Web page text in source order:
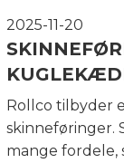
2025-11-20
Rollco tilbyder
skinneføringer.
mange